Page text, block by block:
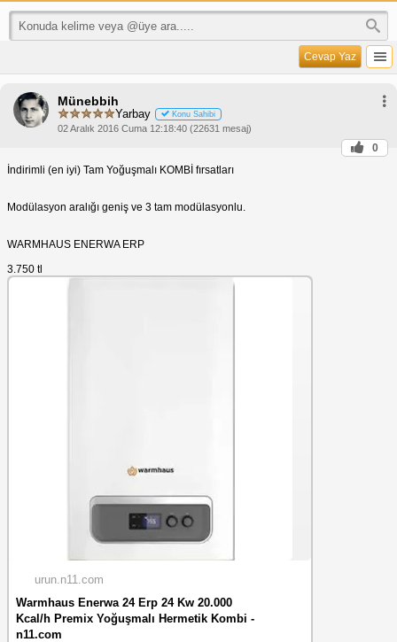
Cevap Yaz
Münebbih
Yarbay Konu Sahibi
02 Aralık 2016 Cuma 12:18:40 (22631 mesaj)
0
İndirimli (en iyi) Tam Yoğuşmalı KOMBİ fırsatları
Modülasyon aralığı geniş ve 3 tam modülasyonlu.
WARMHAUS ENERWA ERP
3.750 tl
urun.n11.com
Warmhaus Enerwa 24 Erp 24 Kw 20.000
Kcal/h Premix Yoğuşmalı Hermetik Kombi -
n11.com